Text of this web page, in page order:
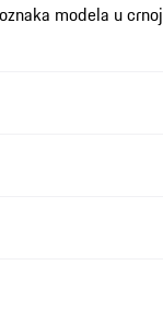
modela u crnoj